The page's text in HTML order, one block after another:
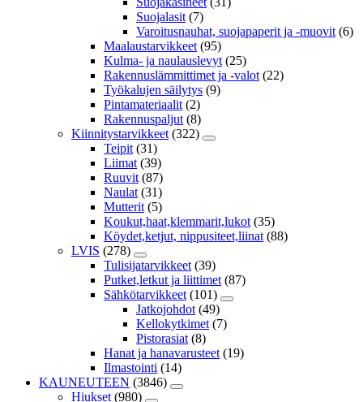
Suojalasit (7)
Varoitusnauhat, suojapaperit ja -muovit (6)
Maalaustarvikkeet (95)
Kulma- ja naulauslevyt (25)
Rakennuslämmittimet ja -valot (22)
Työkalujen säilytys (9)
Pintamateriaalit (2)
Rakennuspaljut (8)
Kiinnitystarvikkeet (322)
Teipit (31)
Liimat (39)
Ruuvit (87)
Naulat (31)
Mutterit (5)
Koukut,haat,klemmarit,lukot (35)
Köydet,ketjut, nippusiteet,liinat (88)
LVIS (278)
Tulisijatarvikkeet (39)
Putket,letkut ja liittimet (87)
Sähkötarvikkeet (101)
Jatkojohdot (49)
Kellokytkimet (7)
Pistorasiat (8)
Hanat ja hanavarusteet (19)
Ilmastointi (14)
KAUNEUTEEN (3846)
Hiukset (980)